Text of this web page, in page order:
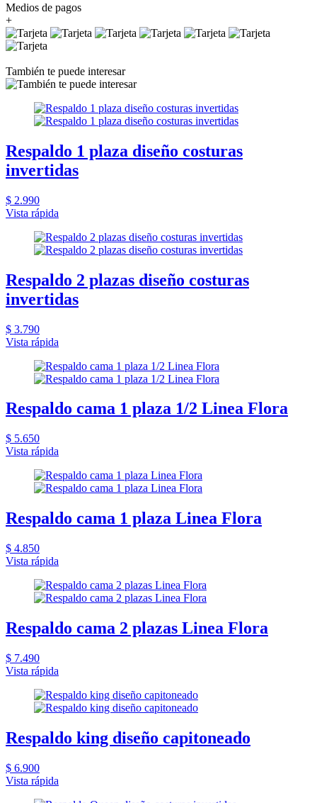
Medios de pagos
+
También te puede interesar
Respaldo 1 plaza diseño costuras
invertidas
$ 2.990
Vista rápida
Respaldo 2 plazas diseño costuras
invertidas
$ 3.790
Vista rápida
Respaldo cama 1 plaza 1/2 Linea Flora
$ 5.650
Vista rápida
Respaldo cama 1 plaza Linea Flora
$ 4.850
Vista rápida
Respaldo cama 2 plazas Linea Flora
$ 7.490
Vista rápida
Respaldo king diseño capitoneado
$ 6.900
Vista rápida